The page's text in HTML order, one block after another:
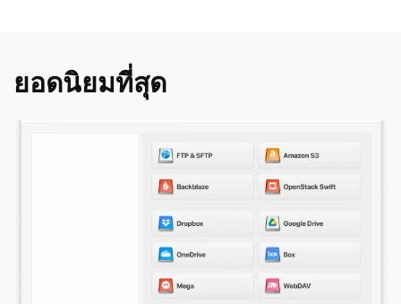
ยอดนิยมที่สุด